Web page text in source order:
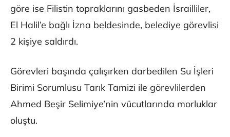
göre ise Filistin topraklarını gasbeden İsrailliler,
El Halil’e bağlı İzna beldesinde, belediye görevlisi
2 kişiye saldırdı.
Görevleri başında çalışırken darbedilen Su İşleri
Birimi Sorumlusu Tarık Tamizi ile görevlilerden
Ahmed Beşir Selimiye’nin vücutlarında morluklar
oluştu.